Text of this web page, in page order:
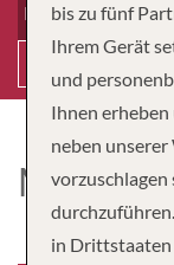
Reiseart
MS
bis zu fünf
Ihrem Gerät
und
Ihnen
neben
vorzuschlagen
in Drittstaaten